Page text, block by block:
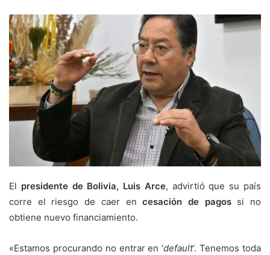
El presidente de Bolivia, Luis Arce, advirtió que su país
corre el riesgo de caer encesación de pagossi no
obtiene nuevo financiamiento.
«Estamos procurando no entrar en ‘default’. Tenemos toda